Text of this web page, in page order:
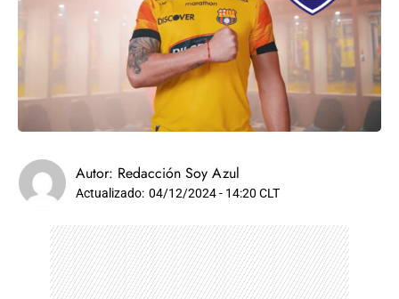
Autor: Redacción Soy Azul
Actualizado: 04/12/2024 - 14:20 CLT